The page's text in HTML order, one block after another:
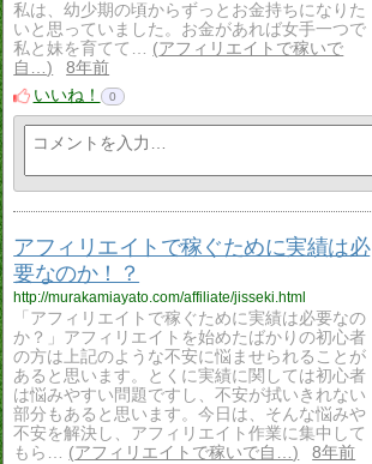
私は、幼少期の頃からずっとお金持ちになりた
いと思っていました。お金があれば女手一つで
私と妹を育てて…
アフィリエイトで稼いで
自…
8年前
いいね！
0
アフィリエイトで稼ぐために実績は必
要なのか！？
http://murakamiayato.com/affiliate/jisseki.html
「アフィリエイトで稼ぐために実績は必要なの
か？」アフィリエイトを始めたばかりの初心者
の方は上記のような不安に悩ませられることが
あると思います。とくに実績に関しては初心者
は悩みやすい問題ですし、不安が拭いきれない
部分もあると思います。今日は、そんな悩みや
不安を解決し、アフィリエイト作業に集中して
もら…
アフィリエイトで稼いで自…
8年前